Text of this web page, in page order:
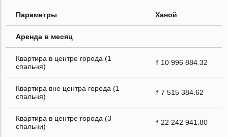
Параметры Ханой
Аренда в месяц
Квартира в центре города (1
спальня)
₫ 10 996 884.32
Квартира вне центра города (1
спальня)
₫ 7 515 384.62
Квартира в центре города (3
спальни)
₫ 22 242 941.80